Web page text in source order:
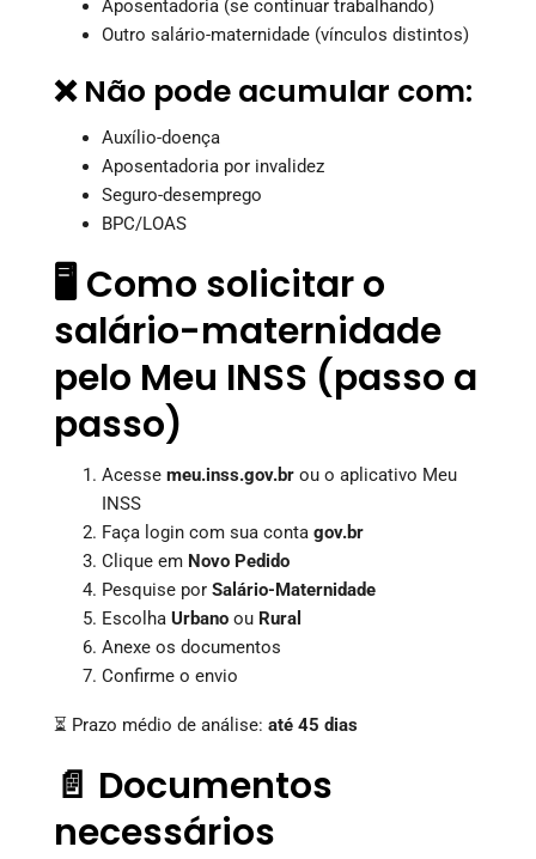
Aposentadoria (se continuar trabalhando)
Outro salário-maternidade (vínculos distintos)
❌ Não pode acumular com:
Auxílio-doença
Aposentadoria por invalidez
Seguro-desemprego
BPC/LOAS
🖥️ Como solicitar o
salário-maternidade
pelo Meu INSS (passo a
passo)
Acesse meu.inss.gov.br ou o aplicativo Meu
INSS
Faça login com sua conta gov.br
Clique em Novo Pedido
Pesquise por Salário-Maternidade
Escolha Urbano ou Rural
Anexe os documentos
Confirme o envio
⏳ Prazo médio de análise: até 45 dias
📄 Documentos
necessários